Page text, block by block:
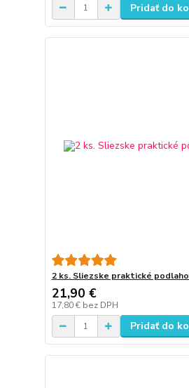
Pridať do
2 ks. Sliezske praktické
21,90 €
17,80 € bez DPH
Pridať do